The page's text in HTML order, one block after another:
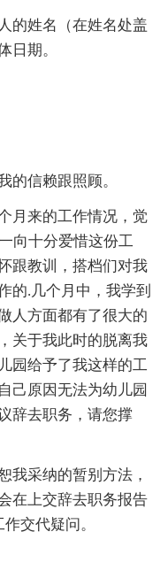
的姓名（在姓名处盖
日期。
的信赖跟照顾。
月来的工作情况，觉
向十分爱惜这份工
跟教训，搭档们对我
的.几个月中，我学到
人方面都有了很大的
关于我此时的脱离我
园给予了我这样的工
己原因无法为幼儿园
辞去职务，请您撑
我采纳的暂别方法，
在上交辞去职务报告
交代疑问。